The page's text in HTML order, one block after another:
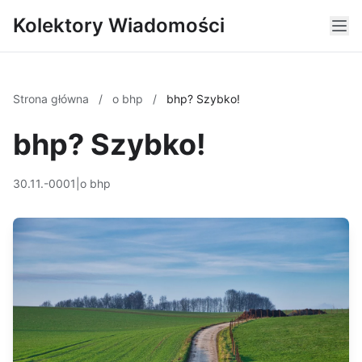
Kolektory Wiadomości
Strona główna / o bhp / bhp? Szybko!
bhp? Szybko!
30.11.-0001 o bhp